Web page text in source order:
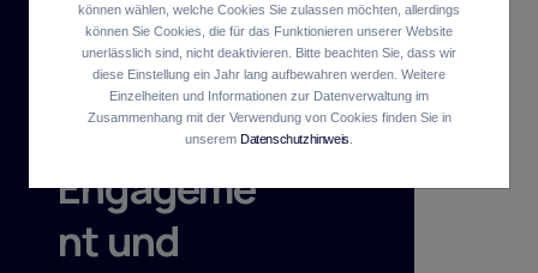
können wählen, welche Cookies Sie zulassen möchten, allerdings
können Sie Cookies, die für das Funktionieren unserer Website
unerlässlich sind, nicht deaktivieren. Bitte beachten Sie, dass wir
diese Einstellung ein Jahr lang aufbewahren werden. Weitere
Einzelheiten und Informationen zur Datenverwaltung im
Zusammenhang mit der Verwendung von Cookies finden Sie in
unseremDatenschutzhinweis
Unsere
Branchenle
iter:
Engageme
nt und